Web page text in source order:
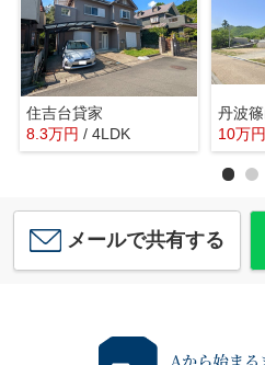
住吉台貸家
8.3万円 / 4LDK
10万円
メールで共有する